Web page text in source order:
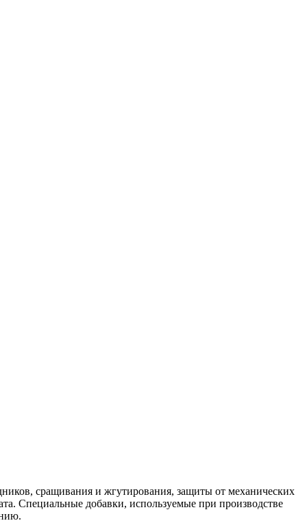
сращивания и жгутирования, защиты от механических
Специальные добавки, используемые при производстве